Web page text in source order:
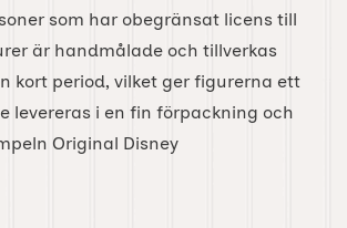
som har obegränsat licens till
är handmålade och tillverkas
kort period, vilket ger figurerna ett
levereras i en fin förpackning och
Original Disney